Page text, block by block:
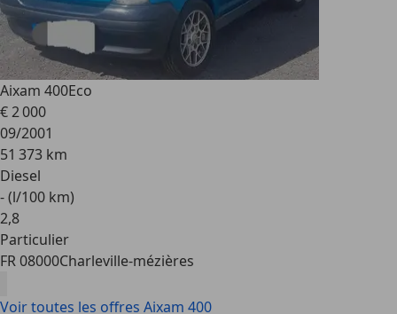
Aixam 400Eco
€ 2 000
09/2001
51 373 km
Diesel
- (l/100 km)
2,8
Particulier
FR 08000Charleville-mézières
Voir toutes les offres Aixam 400